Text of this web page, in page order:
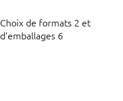
Choix de formats 2 et
d'emballages 6